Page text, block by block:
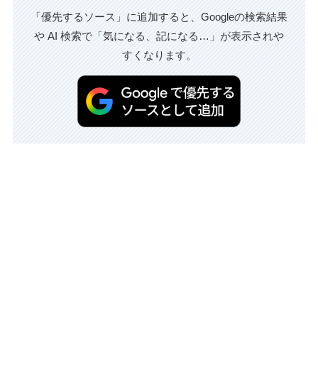
「優先するソース」に追加すると、Googleの検索結果
や AI 検索で「気になる、記になる…」が表示されや
すくなります。